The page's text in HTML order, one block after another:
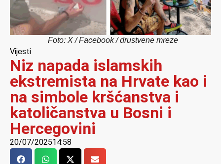
Foto: X / Facebook / drustvene mreze
Vijesti
Niz napada islamskih
ekstremista na Hrvate kao i
na simbole kršćanstva i
katoličanstva u Bosni i
Hercegovini
20/07/202514:58